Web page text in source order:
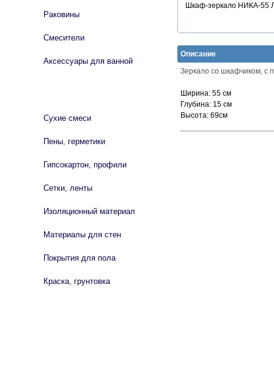
Описание
Зеркало со шкафчиком, с
Ширина: 55 см
Глубина: 15 см
Высота: 69см
Раковины
Смесители
Аксессуары для ванной
Сухие смеси
Пены, герметики
Гипсокартон, профили
Сетки, ленты
Изоляционный материал
Материалы для стен
Покрытия для пола
Краска, грунтовка